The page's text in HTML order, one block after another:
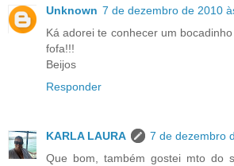
Unknown 7 de dezembro de 2010
Ká adorei te conhecer um
fofa!!!
Beijos
Responder
KARLA LAURA
7 de dezembro
Que bom, também gostei mto do